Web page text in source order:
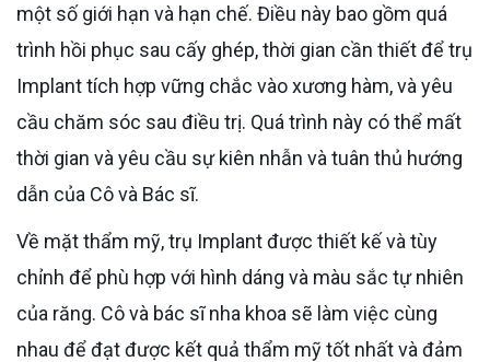
một số giới hạn và hạn chế. Điều này bao gồm quá
trình hồi phục sau cấy ghép, thời gian cần thiết để trụ
Implant tích hợp vững chắc vào xương hàm, và yêu
cầu chăm sóc sau điều trị. Quá trình này có thể mất
thời gian và yêu cầu sự kiên nhẫn và tuân thủ hướng
dẫn của Cô và Bác sĩ.
Về mặt thẩm mỹ, trụ Implant được thiết kế và tùy
chỉnh để phù hợp với hình dáng và màu sắc tự nhiên
của răng. Cô và bác sĩ nha khoa sẽ làm việc cùng
nhau để đạt được kết quả thẩm mỹ tốt nhất và đảm